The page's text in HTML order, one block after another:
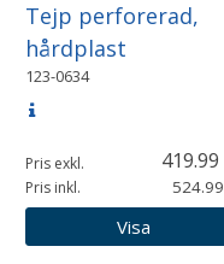
Tejp perforerad,
hårdplast
123-0634
Pris exkl. 419.99
Pris inkl. 524.99
Visa